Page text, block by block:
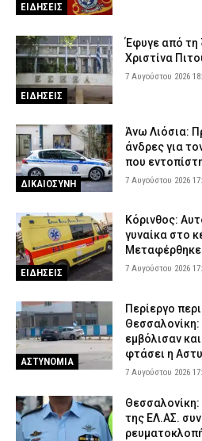
ΕΙΔΗΣΕΙΣ
ΕΙΔΗΣΕΙΣ
Έφυγε από τη
Χριστίνα
7 Αυγούστου 2026
ΔΙΚΑΙΟΣΥΝΗ
Άνω Λιόσια:
άνδρες για
που
7 Αυγούστου 2026
ΕΙΔΗΣΕΙΣ
Κόρινθος:
γυναίκα στο
7 Αυγούστου 2026
ΑΣΤΥΝΟΜΙΑ
Περίεργο
Θεσσαλονίκη:
εμβόλισαν
φτάσει η
7 Αυγούστου 2026
της ΕΛ.ΑΣ.